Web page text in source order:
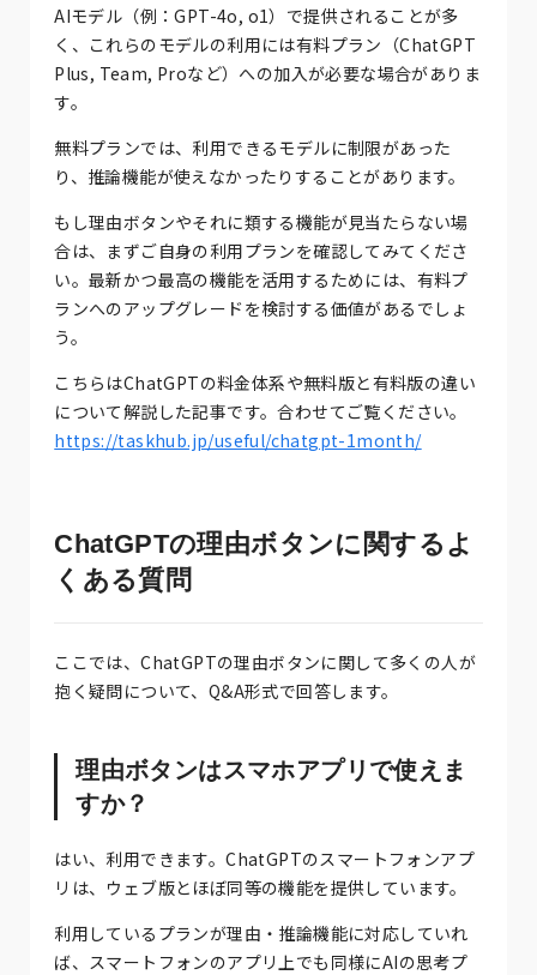
AIモデル（例：GPT-4o, o1）で提供されることが多
く、これらのモデルの利用には有料プラン（ChatGPT
Plus, Team, Proなど）への加入が必要な場合がありま
す。
無料プランでは、利用できるモデルに制限があった
り、推論機能が使えなかったりすることがあります。
もし理由ボタンやそれに類する機能が見当たらない場
合は、まずご自身の利用プランを確認してみてくださ
い。最新かつ最高の機能を活用するためには、有料プ
ランへのアップグレードを検討する価値があるでしょ
う。
こちらはChatGPTの料金体系や無料版と有料版の違い
について解説した記事です。合わせてご覧ください。
https://taskhub.jp/useful/chatgpt-1month/
ChatGPTの理由ボタンに関するよ
くある質問
ここでは、ChatGPTの理由ボタンに関して多くの人が
抱く疑問について、Q&A形式で回答します。
理由ボタンはスマホアプリで使えま
すか？
はい、利用できます。ChatGPTのスマートフォンアプ
リは、ウェブ版とほぼ同等の機能を提供しています。
利用しているプランが理由・推論機能に対応していれ
ば、スマートフォンのアプリ上でも同様にAIの思考プ